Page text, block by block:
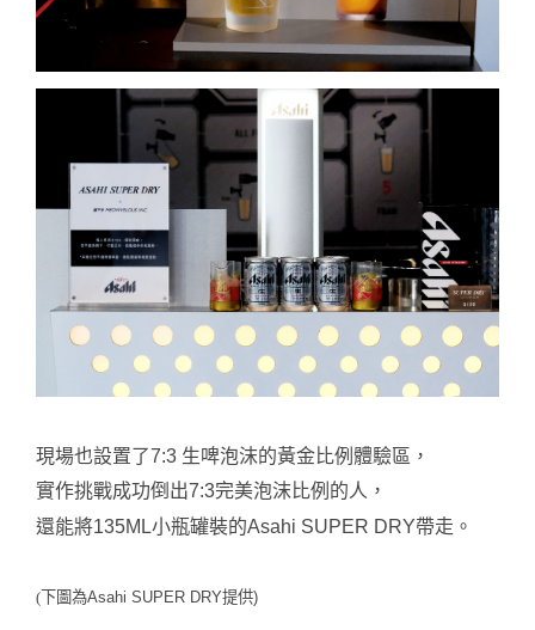
現場也設置了7:3 生啤泡沫的黃金比例體驗區，
實作挑戰成功倒出7:3完美泡沫比例的人，
還能將135ML小瓶罐裝的Asahi SUPER DRY帶走。
(下圖為Asahi SUPER DRY提供)